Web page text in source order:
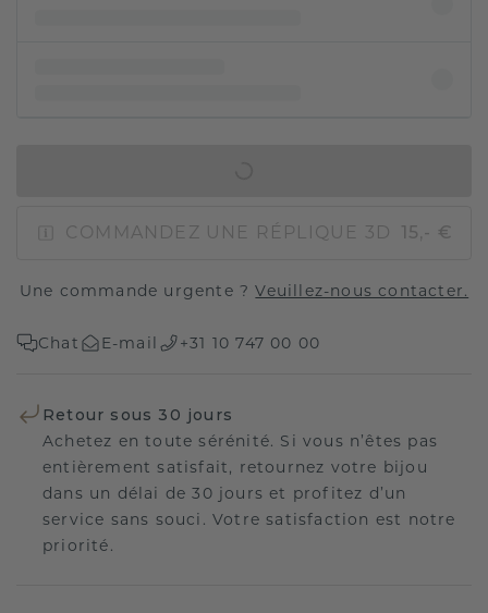
COMMANDEZ UNE RÉPLIQUE 3D 15,- €
Une commande urgente ?Veuillez-nous contacter.
Chat E-mail +31 10 747 00 00
Retour sous 30 jours
Achetez en toute sérénité. Si vous n’êtes pas
entièrement satisfait, retournez votre bijou
dans un délai de 30 jours et profitez d’un
service sans souci. Votre satisfaction est notre
priorité.